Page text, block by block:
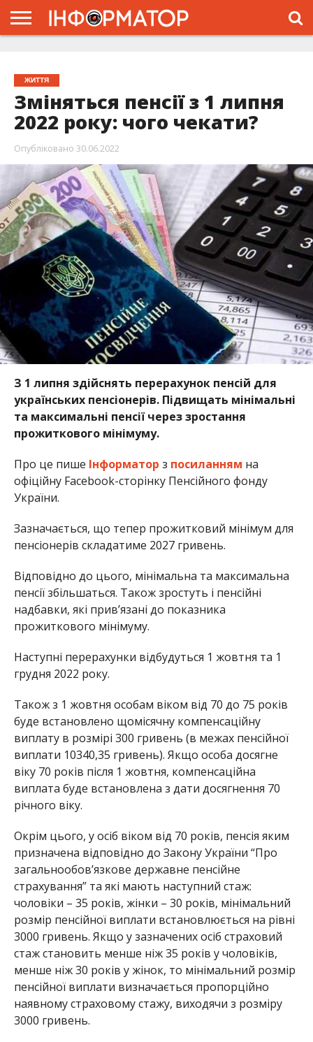
ЖИТТЯ
Зміняться пенсії з 1 липня
2022 року: чого чекати?
Опубліковано 30.06.2022
З 1 липня здійснять перерахунок пенсій для
українських пенсіонерів. Підвищать мінімальні
та максимальні пенсії через зростання
прожиткового мінімуму.
Про це пише Інформатор з посиланням на
офіційну Facebook-сторінку Пенсійного фонду
України.
Зазначається, що тепер прожитковий мінімум для
пенсіонерів складатиме 2027 гривень.
Відповідно до цього, мінімальна та максимальна
пенсії збільшаться. Також зростуть і пенсійні
надбавки, які прив’язані до показника
прожиткового мінімуму.
Наступні перерахунки відбудуться 1 жовтня та 1
грудня 2022 року.
Також з 1 жовтня особам віком від 70 до 75 років
буде встановлено щомісячну компенсаційну
виплату в розмірі 300 гривень (в межах пенсійної
виплати 10340,35 гривень). Якщо особа досягне
віку 70 років після 1 жовтня, компенсаційна
виплата буде встановлена з дати досягнення 70
річного віку.
Окрім цього, у осіб віком від 70 років, пенсія яким
призначена відповідно до Закону України “Про
загальнообов’язкове державне пенсійне
страхування” та які мають наступний стаж:
чоловіки – 35 років, жінки – 30 років, мінімальний
розмір пенсійної виплати встановлюється на рівні
3000 гривень. Якщо у зазначених осіб страховий
стаж становить менше ніж 35 років у чоловіків,
менше ніж 30 років у жінок, то мінімальний розмір
пенсійної виплати визначається пропорційно
наявному страховому стажу, виходячи з розміру
3000 гривень.